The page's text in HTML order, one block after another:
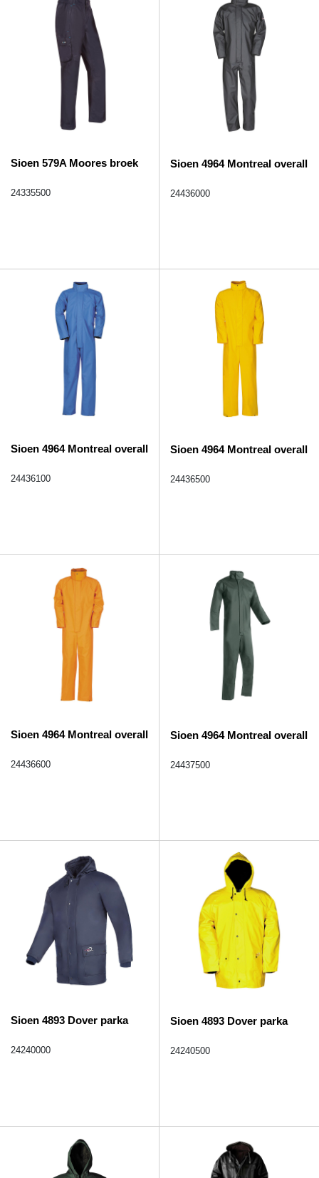
Sioen 579A Moores broek
24335500
Sioen 4964 Montreal overall
24436000
Sioen 4964 Montreal overall
24436100
Sioen 4964 Montreal overall
24436500
Sioen 4964 Montreal overall
24436600
Sioen 4964 Montreal overall
24437500
Sioen 4893 Dover parka
24240000
Sioen 4893 Dover parka
24240500